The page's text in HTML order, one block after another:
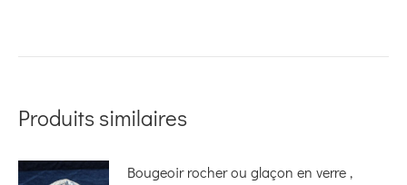
Produits similaires
Bougeoir rocher ou glaçon en verre ,